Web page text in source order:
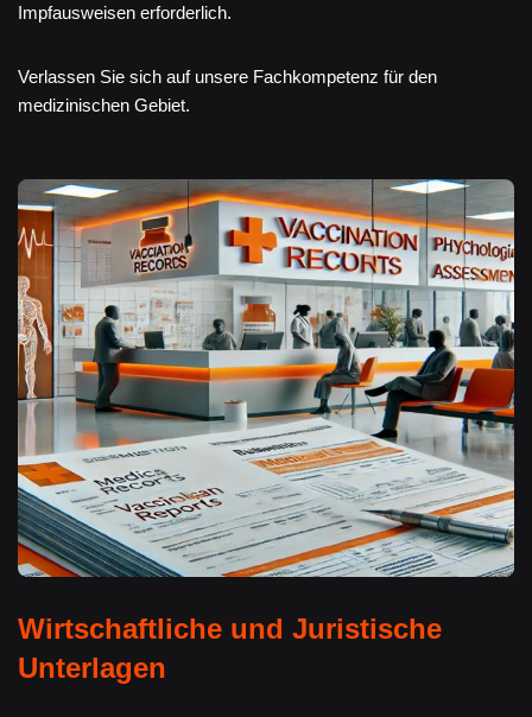
Impfausweisen erforderlich.
Verlassen Sie sich auf unsere Fachkompetenz für den
medizinischen Gebiet.
Wirtschaftliche und Juristische
Unterlagen